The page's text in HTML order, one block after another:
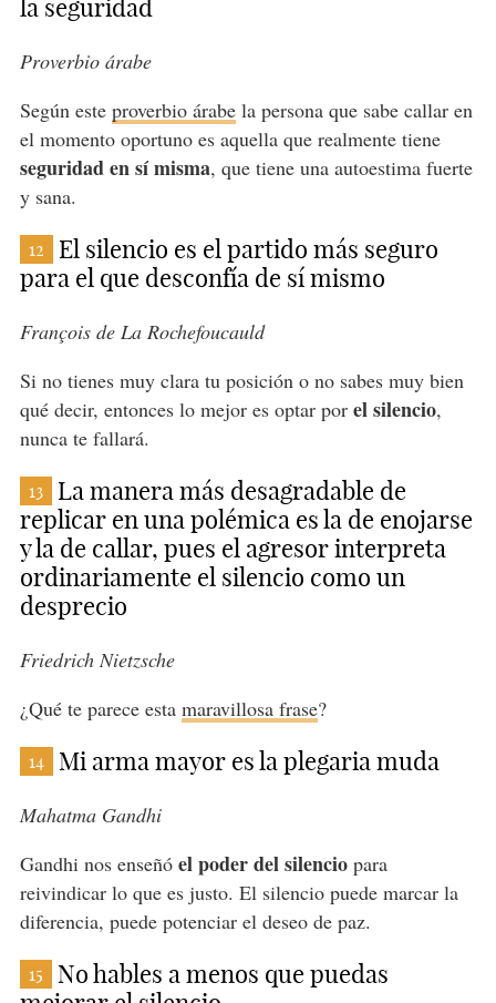
la seguridad
Proverbio árabe
Según este proverbio árabela persona que sabe callar en
el momento oportuno es aquella que realmente tiene
seguridad en sí misma, que tiene una autoestima fuerte
y sana.
12
El silencio es el partido más seguro
para el que desconfía de sí mismo
François de La Rochefoucauld
Si no tienes muy clara tu posición o no sabes muy bien
qué decir, entonces lo mejor es optar por el silencio,
nunca te fallará.
13
La manera más desagradable de
replicar en una polémica es la de enojarse
y la de callar, pues el agresor interpreta
ordinariamente el silencio como un
desprecio
Friedrich Nietzsche
¿Qué te parece esta maravillosa frase?
14 Mi arma mayor es la plegaria muda
Mahatma Gandhi
Gandhi nos enseñó el poder del silenciopara
reivindicar lo que es justo. El silencio puede marcar la
diferencia, puede potenciar el deseo de paz.
15
No hables a menos que puedas